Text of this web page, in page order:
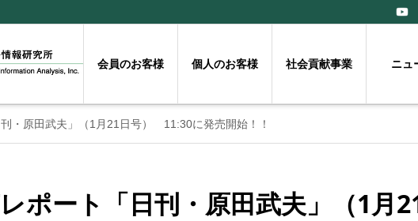
会員のお客様 個人のお客様 社会貢献事業 ニュ
・原田武夫」（1月21日号） 11:30に発売開始！！
ポート「日刊・原田武夫」（1月